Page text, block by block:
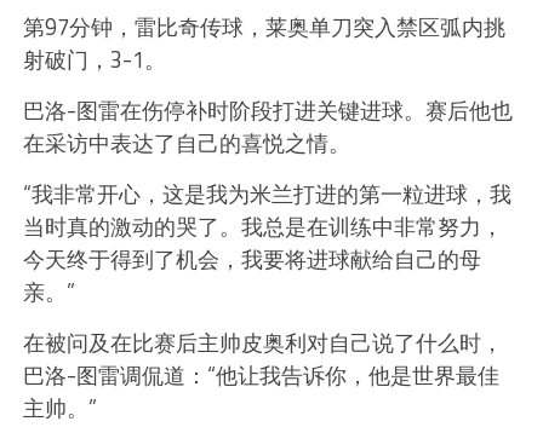
第97分钟，雷比奇传球，莱奥单刀突入禁区弧内挑
射破门，3-1。
巴洛-图雷在伤停补时阶段打进关键进球。赛后他也
在采访中表达了自己的喜悦之情。
“我非常开心，这是我为米兰打进的第一粒进球，我
当时真的激动的哭了。我总是在训练中非常努力，
今天终于得到了机会，我要将进球献给自己的母
亲。”
在被问及在比赛后主帅皮奥利对自己说了什么时，
巴洛-图雷调侃道：“他让我告诉你，他是世界最佳
主帅。”